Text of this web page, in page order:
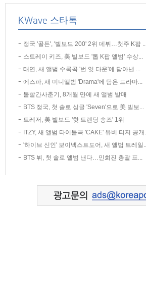
KWave 스타톡
정국 '골든', '빌보드 200' 2위 데뷔…첫주 K팝 ...
스트레이 키즈, 美 빌보드 '톱 K팝 앨범' 수상...
태연, 새 앨범 수록곡 '번 잇 다운'에 담아낸 ...
에스파, 새 미니앨범 'Drama'에 담은 드라마...
볼빨간사춘기, 8개월 만에 새 앨범 발매
BTS 정국, 첫 솔로 싱글 'Seven'으로 美 빌보...
트레저, 美 빌보드 '핫 트렌딩 송즈' 1위
ITZY, 새 앨범 타이틀곡 'CAKE' 뮤비 티저 공개...
'하이브 신인' 보이넥스트도어, 새 앨범 트레일...
BTS 뷔, 첫 솔로 앨범 낸다…민희진 총괄 프...